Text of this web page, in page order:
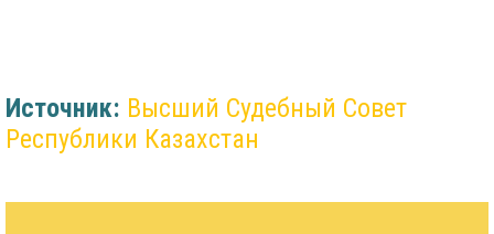
Источник: Высший Судебный Совет
Республики Казахстан